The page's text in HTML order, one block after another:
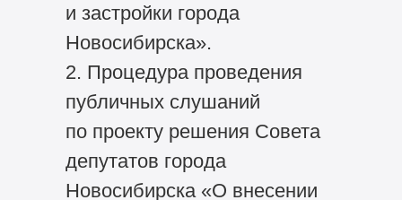
и застройки города
Новосибирска».
2. Процедура проведения
публичных слушаний
по проекту решения Совета
депутатов города
Новосибирска «О внесении